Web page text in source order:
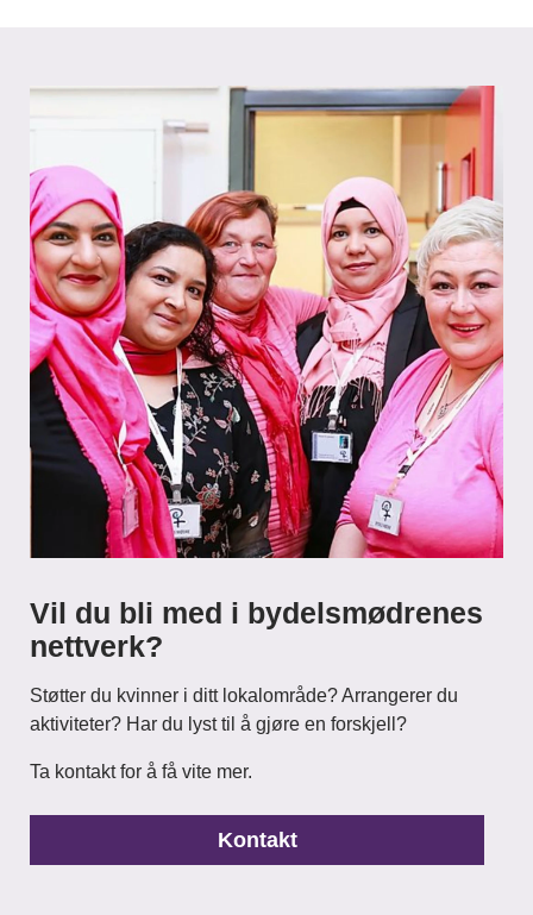
Vil du bli med i bydelsmødrenes
nettverk?
Støtter du kvinner i ditt lokalområde? Arrangerer du
aktiviteter? Har du lyst til å gjøre en forskjell?
Ta kontakt for å få vite mer.
Kontakt